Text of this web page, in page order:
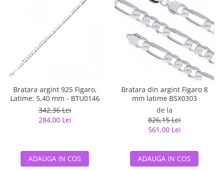
Bratara argint 925 Figaro,
Latime: 5,40 mm - BTU0146
342,36 Lei
284,00 Lei
ADAUGA IN COS
Bratara din argint Figaro 8
mm latime BSX0303
de la
826,15 Lei
561,00 Lei
ADAUGA IN COS